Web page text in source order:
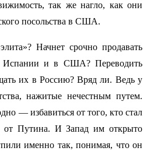
так же нагло, как они
посольства в США.
Начнет срочно продавать
Испании и в США? Переводить
их в Россию? Вряд ли. Ведь у
нажитые нечестным путем.
— избавиться от того, кто стал
от Путина. И Запад им открыто
именно так, понимая, что он